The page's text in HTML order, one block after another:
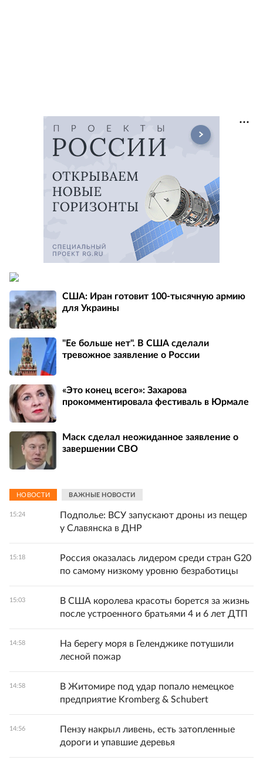
США: Иран готовит 100-тысячную армию
для Украины
"Ее больше нет". В США сделали
тревожное заявление о России
«Это конец всего»: Захарова
прокомментировала фестиваль в Юрмале
Маск сделал неожиданное заявление о
завершении СВО
НОВОСТИ ВАЖНЫЕ НОВОСТИ
15:24
Подполье: ВСУ запускают дроны из пещер
у Славянска в ДНР
15:18
Россия оказалась лидером среди стран G20
по самому низкому уровню безработицы
15:03
В США королева красоты борется за жизнь
после устроенного братьями 4 и 6 лет ДТП
14:58
На берегу моря в Геленджике потушили
лесной пожар
14:58
В Житомире под удар попало немецкое
предприятие Kromberg & Schubert
14:56
Пензу накрыл ливень, есть затопленные
дороги и упавшие деревья